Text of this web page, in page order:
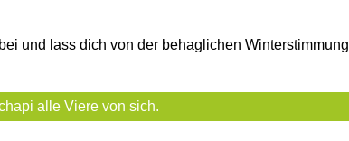
und lass dich von der behaglichen Winterstimmung
alle Viere von sich.